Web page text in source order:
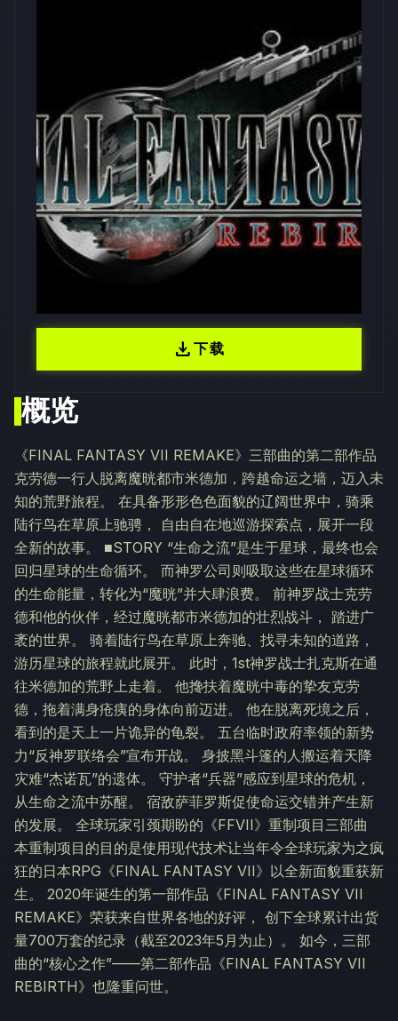
概览
《FINAL FANTASY VII REMAKE》三部曲的第二部作品
克劳德一行人脱离魔晄都市米德加，跨越命运之墙，迈入未
知的荒野旅程。 在具备形形色色面貌的辽阔世界中，骑乘
陆行鸟在草原上驰骋， 自由自在地巡游探索点，展开一段
全新的故事。 ■STORY “生命之流”是生于星球，最终也会
回归星球的生命循环。 而神罗公司则吸取这些在星球循环
的生命能量，转化为“魔晄”并大肆浪费。 前神罗战士克劳
德和他的伙伴，经过魔晄都市米德加的壮烈战斗， 踏进广
袤的世界。 骑着陆行鸟在草原上奔驰、找寻未知的道路，
游历星球的旅程就此展开。 此时，1st神罗战士扎克斯在通
往米德加的荒野上走着。 他搀扶着魔晄中毒的挚友克劳
德，拖着满身疮痍的身体向前迈进。 他在脱离死境之后，
看到的是天上一片诡异的龟裂。 五台临时政府率领的新势
力“反神罗联络会”宣布开战。 身披黑斗篷的人搬运着天降
灾难“杰诺瓦”的遗体。 守护者“兵器”感应到星球的危机，
从生命之流中苏醒。 宿敌萨菲罗斯促使命运交错并产生新
的发展。 全球玩家引颈期盼的《FFVII》重制项目三部曲
本重制项目的目的是使用现代技术让当年令全球玩家为之疯
狂的日本RPG《FINAL FANTASY VII》以全新面貌重获新
生。 2020年诞生的第一部作品《FINAL FANTASY VII
REMAKE》荣获来自世界各地的好评， 创下全球累计出货
量700万套的纪录（截至2023年5月为止）。 如今，三部
曲的“核心之作”——第二部作品《FINAL FANTASY VII
REBIRTH》也隆重问世。
download下载